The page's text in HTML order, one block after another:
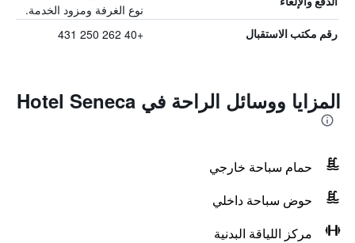
نوع الغرفة ومزود الخدمة.
رقم مكتب الاستقبال +40 262 250 431
المزايا ووسائل الراحة في Hotel Seneca
حمام سباحة خارجي
حوض سباحة داخلي
مركز اللياقة البدنية